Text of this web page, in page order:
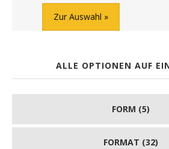
Zur Auswahl
ALLE OPTIONEN AUF
FORM (5)
FORMAT (32)